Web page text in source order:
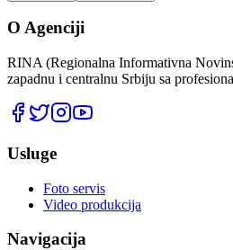
O Agenciji
RINA (Regionalna Informativna
zapadnu i centralnu Srbiju sa
Usluge
Foto servis
Video produkcija
Navigacija